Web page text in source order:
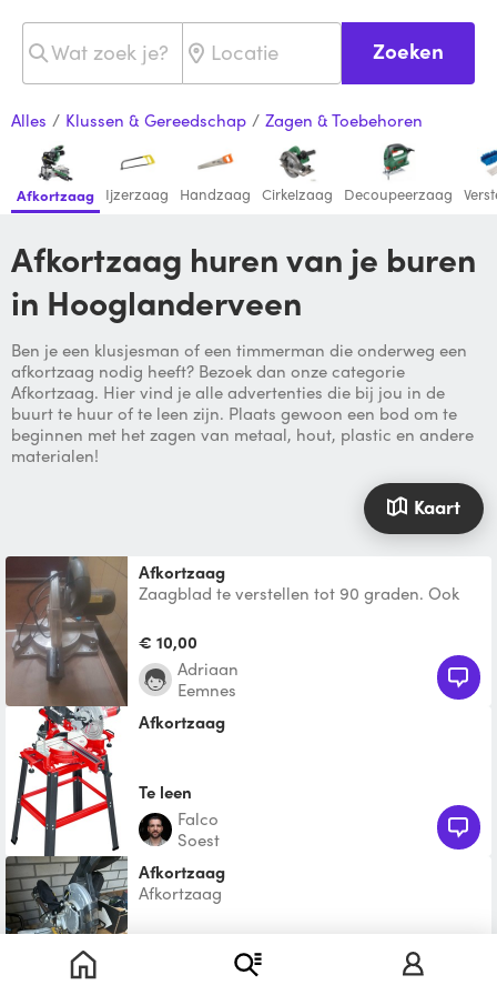
Zoeken
Alles / Klussen & Gereedschap / Zagen & Toebehoren
Afkortzaag Ijzerzaag Handzaag Cirkelzaag Decoupeerzaag
Afkortzaag huren van je buren
in Hooglanderveen
Ben je een klusjesman of een timmerman die onderweg een
afkortzaag nodig heeft? Bezoek dan onze categorie
Afkortzaag. Hier vind je alle advertenties die bij jou in de
buurt te huur of te leen zijn. Plaats gewoon een bod om te
beginnen met het zagen van metaal, hout, plastic en andere
materialen!
Kaart
Afkortzaag
Zaagblad te verstellen tot 90 graden. Ook
fkz-255s
€ 10,00
Adriaan
Eemnes
Afkortzaag
Te leen
Falco
Soest
Afkortzaag
Afkortzaag